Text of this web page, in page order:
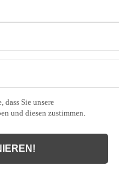
dass Sie unsere
und diesen zustimmen.